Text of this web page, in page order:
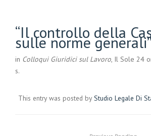
“Il controllo della
sulle norme
in Colloqui Giuridici sul Lavoro , Il Sole 24
s.
This entry was posted by Studio Legale Di